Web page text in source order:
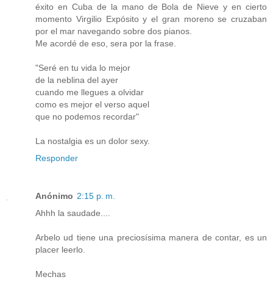
éxito en Cuba de la mano de Bola de Nieve y en cierto
momento Virgilio Expósito y el gran moreno se cruzaban
por el mar navegando sobre dos pianos.
Me acordé de eso, sera por la frase.
"Seré en tu vida lo mejor
de la neblina del ayer
cuando me llegues a olvidar
como es mejor el verso aquel
que no podemos recordar"
La nostalgia es un dolor sexy.
Responder
Anónimo 2:15 p. m.
Ahhh la saudade....
Arbelo ud tiene una preciosísima manera de contar, es un
placer leerlo.
Mechas